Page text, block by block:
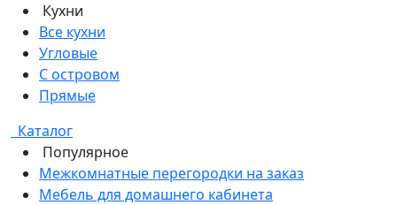
Кухни
Все кухни
Угловые
С островом
Прямые
Каталог
Популярное
Межкомнатные перегородки на заказ
Мебель для домашнего кабинета